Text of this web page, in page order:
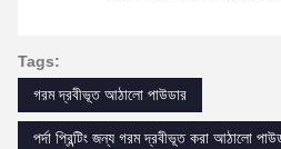
Tags:
গরম দ্রবীভূত আঠালো পাউডার
পর্দা প্রিন্টিং জন্য গরম দ্রবীভূত করা আঠালো